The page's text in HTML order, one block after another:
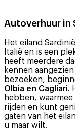
Autoverhuur in
Het eiland
Italië en is een
heeft meerdere
kennen
bezoeken,
Olbia en Cagliari.
hebben,
rijden en kunt
gaten van het
u maar wilt.